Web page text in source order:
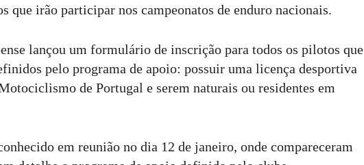
que irão participar nos campeonatos de enduro nacionais.
lançou um formulário de inscrição para todos os pilotos que
pelo programa de apoio: possuir uma licença desportiva
de Portugal e serem naturais ou residentes em
em reunião no dia 12 de janeiro, onde compareceram